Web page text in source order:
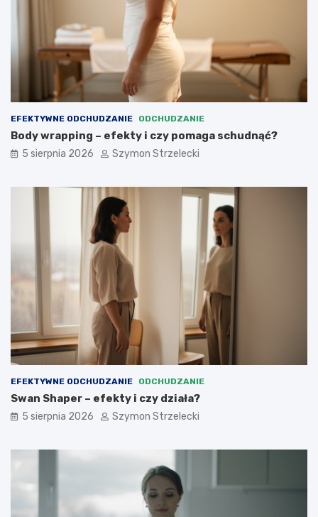
EFEKTYWNE ODCHUDZANIE ODCHUDZANIE
Body wrapping – efekty i czy pomaga schudnąć?
5 sierpnia 2026 Szymon Strzelecki
EFEKTYWNE ODCHUDZANIE ODCHUDZANIE
Swan Shaper – efekty i czy działa?
5 sierpnia 2026 Szymon Strzelecki